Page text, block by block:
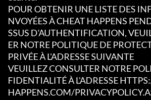
POUR OBTENIR UNE LISTE DES
NVOYÉES À CHEAT HAPPENS
SSUS D'AUTHENTIFICATION,
ER NOTRE POLITIQUE DE
PRIVÉE À L'ADRESSE SUIVANTE
VEUILLEZ CONSULTER NOTRE
FIDENTIALITÉ À L'ADRESSE
HAPPENS.COM/